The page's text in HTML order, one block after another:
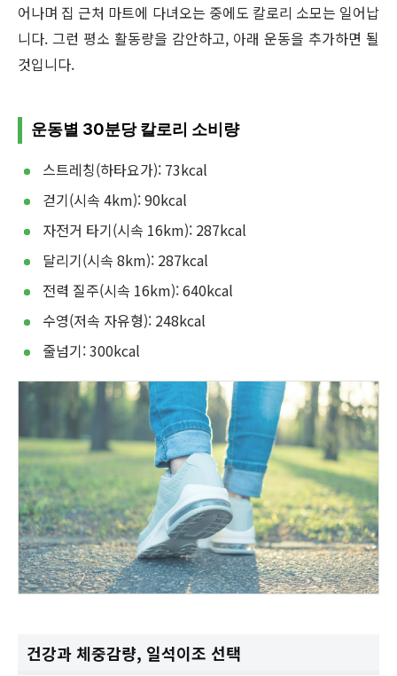
어나며 집 근처 마트에 다녀오는 중에도 칼로리 소모는 일어납
니다. 그런 평소 활동량을 감안하고, 아래 운동을 추가하면 될
것입니다.
운동별 30분당 칼로리 소비량
스트레칭(하타요가): 73kcal
걷기(시속 4km): 90kcal
자전거 타기(시속 16km): 287kcal
달리기(시속 8km): 287kcal
전력 질주(시속 16km): 640kcal
수영(저속 자유형): 248kcal
줄넘기: 300kcal
건강과 체중감량, 일석이조 선택